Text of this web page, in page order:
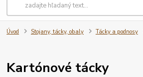
Úvod Stojany, tácky, obaly Tácky a podnosy
Kartónové tácky